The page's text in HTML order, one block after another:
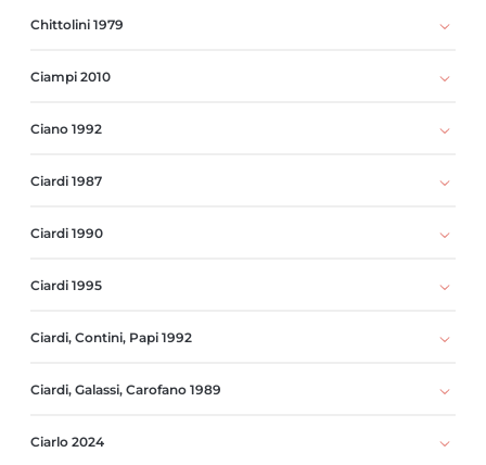
Chittolini 1979
Ciampi 2010
Ciano 1992
Ciardi 1987
Ciardi 1990
Ciardi 1995
Ciardi, Contini, Papi 1992
Ciardi, Galassi, Carofano 1989
Ciarlo 2024